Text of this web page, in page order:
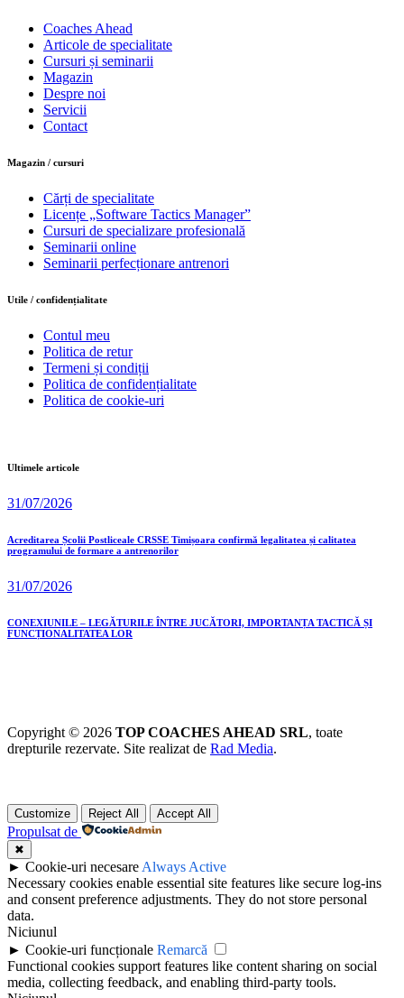
Coaches Ahead
Articole de specialitate
Cursuri și seminarii
Magazin
Despre noi
Servicii
Contact
Magazin / cursuri
Cărți de specialitate
Licențe „Software Tactics Manager”
Cursuri de specializare profesională
Seminarii online
Seminarii perfecționare antrenori
Utile / confidențialitate
Contul meu
Politica de retur
Termeni și condiții
Politica de confidențialitate
Politica de cookie-uri
Ultimele articole
31/07/2026
Acreditarea Școlii Postliceale CRSSE Timișoara confirmă legalitatea și calitatea
programului de formare a antrenorilor
31/07/2026
CONEXIUNILE – LEGĂTURILE ÎNTRE JUCĂTORI, IMPORTANȚA TACTICĂ ȘI
FUNCȚIONALITATEA LOR
Copyright © 2026 TOP COACHES AHEAD SRL, toate
drepturile rezervate. Site realizat de Rad Media.
Customize Reject All Accept All
Propulsat de
✖
► Cookie-uri necesare Always Active
Necessary cookies enable essential site features like secure log-ins
and consent preference adjustments. They do not store personal
data.
Niciunul
► Cookie-uri funcționale Remarcă
Functional cookies support features like content sharing on social
media, collecting feedback, and enabling third-party tools.